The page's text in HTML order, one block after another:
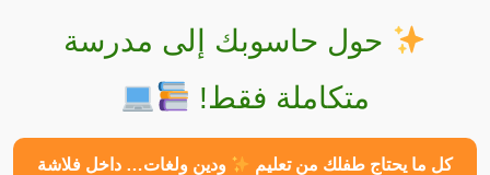
حول حاسوبك إلى مدرسة
متكاملة فقط!
كل ما يحتاج طفلك من تعليم
ودين ولغات… داخل فلاشة